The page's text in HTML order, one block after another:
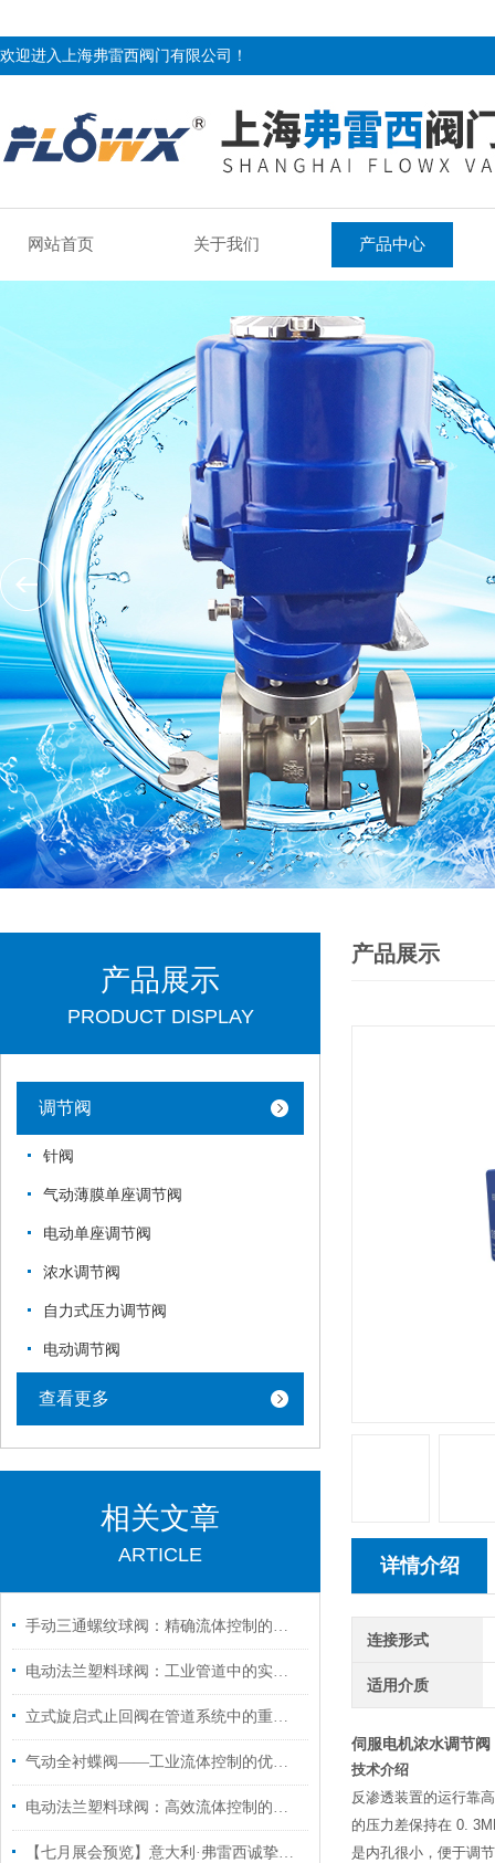
欢迎进入上海弗雷西阀门有限公司！
网站首页 关于我们 产品中心
产品展示
详情介绍
连接形式
适用介质
伺服电机浓水调节阀
技术介绍
反渗透装置的运行靠
的压力差保持在 0.
是内孔很小，便于调
产品展示
PRODUCT DISPLAY
调节阀
针阀
气动薄膜单座调节阀
电动单座调节阀
浓水调节阀
自力式压力调节阀
电动调节阀
查看更多
相关文章
ARTICLE
手动三通螺纹球阀：精确流体控制的理想选择
电动法兰塑料球阀：工业管道中的实用之选
立式旋启式止回阀在管道系统中的重要应用
气动全衬蝶阀——工业流体控制的优选装置
电动法兰塑料球阀：高效流体控制的创新解决方案
【七月展会预览】意大利·弗雷西诚挚邀请您共襄盛会！